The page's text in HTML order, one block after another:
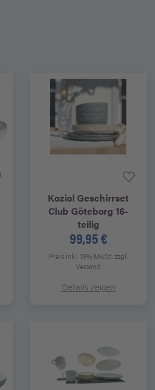
Koziol Geschirrset
Club Göteborg 16-
teilig
99,95 €
Preis inkl. 19% MwSt.zzgl.
Versand
Details zeigen